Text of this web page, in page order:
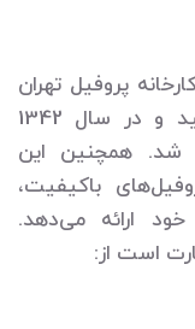
تاسیس و کارخانه پروفیل تهران
آن در سال 1340 به بهره‌برداری رسید و در سال 1342
شد. همچنین این
باکیفیت،
ارائه می‌دهد.
است از: